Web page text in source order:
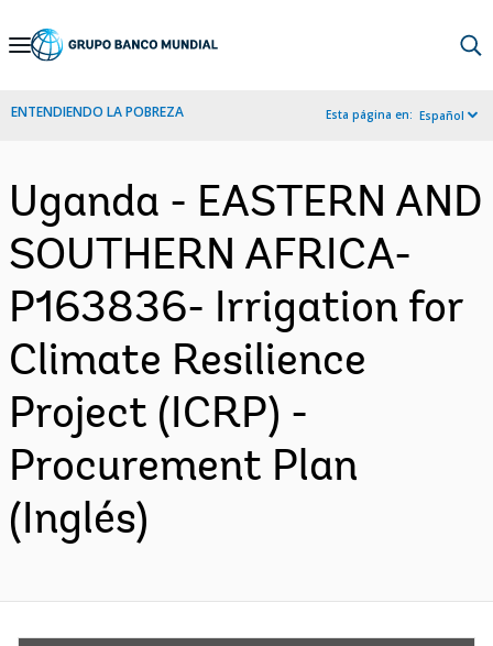
Skip
Navigation
ENTENDIENDO LA POBREZA Esta página en: Español
Uganda - EASTERN AND
SOUTHERN AFRICA-
P163836- Irrigation for
Climate Resilience
Project (ICRP) -
Procurement Plan
(Inglés)